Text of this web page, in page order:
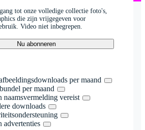
tot onze volledige collectie foto's,
die zijn vrijgegeven voor
Video niet inbegrepen.
Nu abonneren
per maand
per maand
naamsvermelding vereist
downloads
advertenties